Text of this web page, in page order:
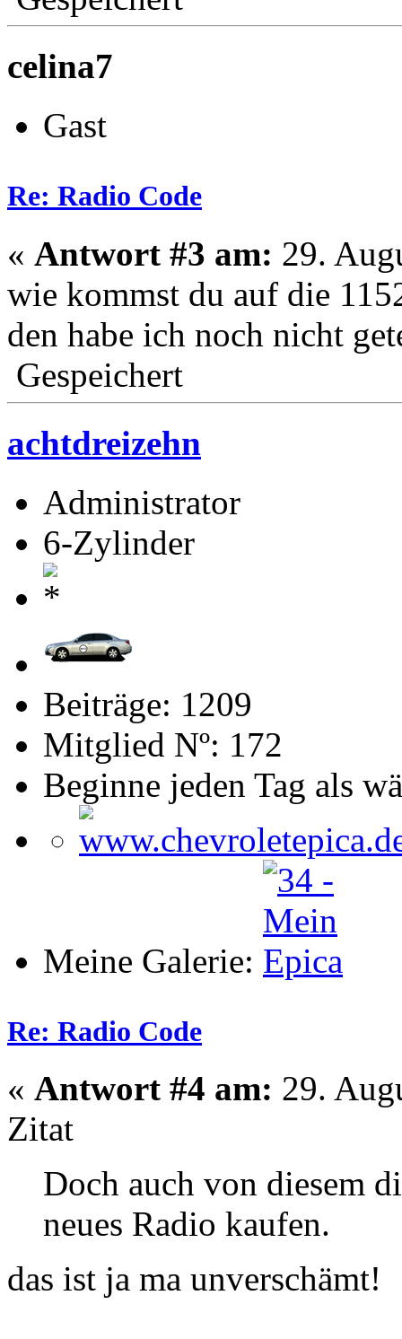
celina7
Gast
Re: Radio Code
« Antwort #3 am: 29.
wie kommst du auf die
den habe ich noch nicht
Gespeichert
achtdreizehn
Administrator
6-Zylinder
Beiträge: 1209
Mitglied Nº: 172
Beginne jeden Tag als
Meine Galerie:
Re: Radio Code
« Antwort #4 am: 29.
Zitat
Doch auch von diesem
neues Radio kaufen.
das ist ja ma unverschämt!